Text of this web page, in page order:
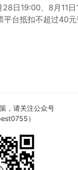
日19:00、8月11日
台抵扣不超过40元
，请关注公众号
）